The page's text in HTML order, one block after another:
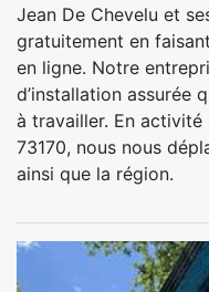
Jean De Chevelu et
gratuitement en
en ligne. Notre
d’installation assurée
à travailler. En
73170, nous nous
ainsi que la région.